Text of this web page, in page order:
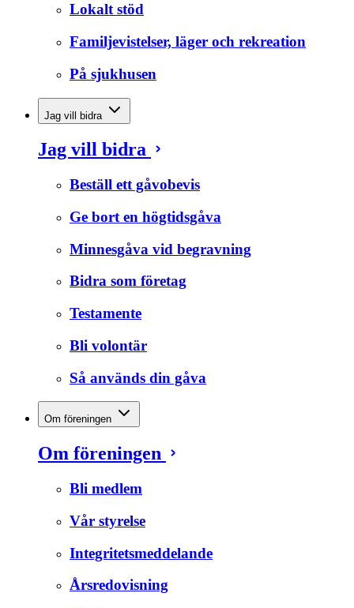
Lokalt stöd
Familjevistelser, läger och rekreation
På sjukhusen
Jag vill bidra
Jag vill bidra
Beställ ett gåvobevis
Ge bort en högtidsgåva
Minnesgåva vid begravning
Bidra som företag
Testamente
Bli volontär
Så används din gåva
Om föreningen
Om föreningen
Bli medlem
Vår styrelse
Integritetsmeddelande
Årsredovisning